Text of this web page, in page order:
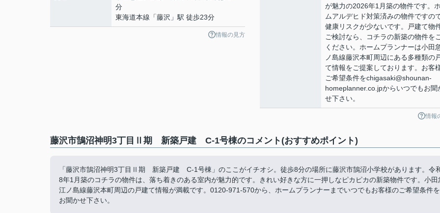
分
東海道本線 「藤沢 」駅 徒歩23分
情報の見方
が魅力の2026年1月築の物件です。
ムアルデヒド対策済みの物件ですので
健康リスクが少ないです。戸建て物
ご検討なら、コチラの新築の物件を
ください。ホームプランナーは小田
ノ島線藤沢本町周辺にある多種類の
て情報をご提案しております。お客
ご希望条件をchigasaki@shounan-
homeplanner.co.jpからいつでもお聞
せ下さい。
情報
藤沢市鵠沼神明3丁目Ⅱ期 新築戸建 C-1号棟のコメント(おすすめポイント)
「藤沢市鵠沼神明3丁目Ⅱ期 新築戸建 C-1号棟」のここがイチオシ。徒歩8分の場所に藤沢市鵠沼小学校があります。令
8年1月築のコチラの物件は、落ち着きのある室内が魅力的です。きれい好きな方に一押しなピカピカの新築物件です。小田
江ノ島線藤沢本町周辺の戸建て情報が満載です。0120-971-570から、ホームプランナーまでいつでもお客様のご希望条件を
お聞かせ下さい。